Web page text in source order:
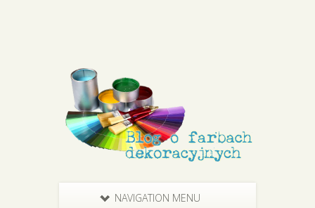
NAVIGATION MENU